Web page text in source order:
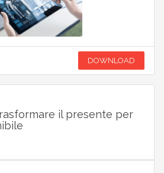
DOWNLOAD
il presente per